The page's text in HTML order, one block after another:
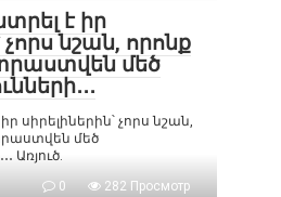
է իր
չորս նշան, որոնք
մեծ
սիրելիներին՝ չորս նշան,
մեծ
Առյուծ.
0 282 Просмотр